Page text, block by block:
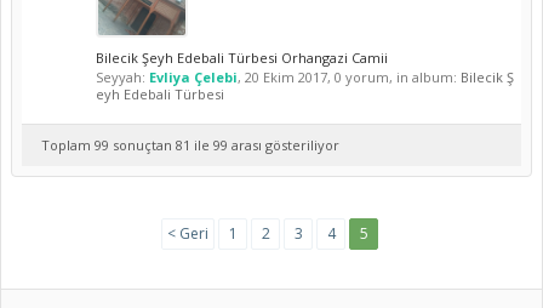
Bilecik Şeyh Edebali Türbesi Orhangazi Camii
Seyyah: Evliya Çelebi, 20 Ekim 2017, 0 yorum, in album: Bilecik Ş
eyh Edebali Türbesi
Toplam 99 sonuçtan 81 ile 99 arası gösteriliyor
< Geri 1 2 3 4 5